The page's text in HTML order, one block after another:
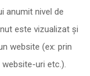
anumit nivel de
este vizualizat și
website (ex: prin
uri etc.).